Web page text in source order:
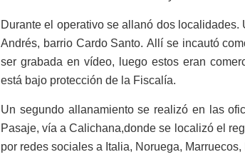
Durante el operativo se allanó dos localidades.
Andrés, barrio Cardo Santo. Allí se incautó
ser grabada en vídeo, luego estos eran
está bajo protección de la Fiscalía.
Un segundo allanamiento se realizó en las
Pasaje, vía a Calichana,donde se localizó el
por redes sociales a Italia, Noruega,